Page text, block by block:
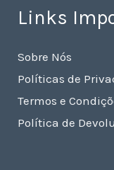
Links
Sobre Nós
Políticas de
Termos e
Política de